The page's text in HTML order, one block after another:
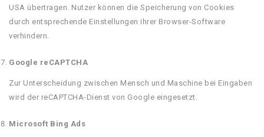
USA übertragen. Nutzer können die Speicherung von Cookies
durch entsprechende Einstellungen ihrer Browser-Software
verhindern.
Google reCAPTCHA
Zur Unterscheidung zwischen Mensch und Maschine bei Eingaben
wird der reCAPTCHA-Dienst von Google eingesetzt.
Microsoft Bing Ads